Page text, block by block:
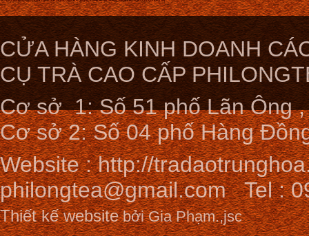
CỬA HÀNG KINH DOANH
CỤ TRÀ CAO CẤP
Cơ sở 1: Số 51 phố Lãn Ông
Cơ sở 2: Số 04 phố Hàng
Website :http://
philongtea@gmail.comTel :
Thiết kế websitebởi Gia Phạm.,jsc